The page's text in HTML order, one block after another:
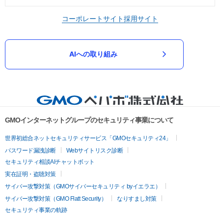
コーポレートサイト採用サイト
AIへの取り組み
GMOインターネットグループのセキュリティ事業について
世界初総合ネットセキュリティサービス「GMOセキュリティ24」
パスワード漏洩診断
Webサイトリスク診断
セキュリティ相談AIチャットボット
実在証明・盗聴対策
サイバー攻撃対策（GMOサイバーセキュリティ byイエラエ）
サイバー攻撃対策（GMO Flatt Security）
なりすまし対策
セキュリティ事業の軌跡